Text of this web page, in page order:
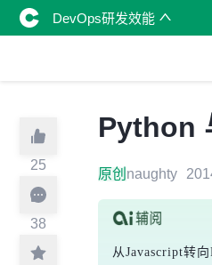
DevOps研发效能
25
38
Python
原创 naughty
从Javascript转